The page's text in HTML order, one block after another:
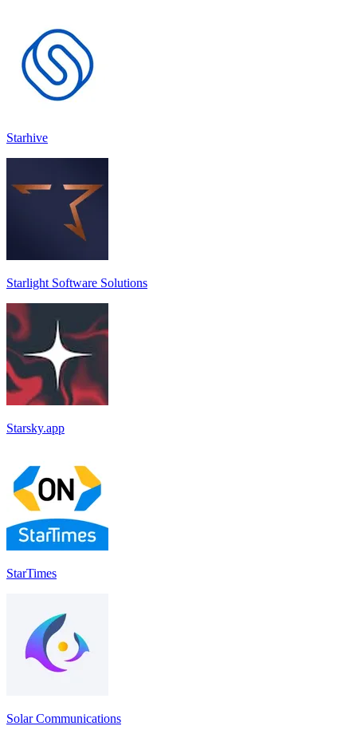
Starhive
Starlight Software Solutions
Starsky.app
StarTimes
Solar Communications